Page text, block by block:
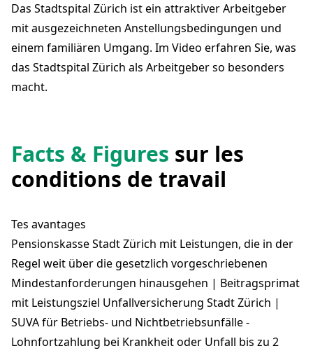
Das Stadtspital Zürich ist ein attraktiver Arbeitgeber
mit ausgezeichneten Anstellungsbedingungen und
einem familiären Umgang. Im Video erfahren Sie, was
das Stadtspital Zürich als Arbeitgeber so besonders
macht.
Facts & Figures sur les
conditions de travail
Tes avantages
Pensionskasse Stadt Zürich mit Leistungen, die in der
Regel weit über die gesetzlich vorgeschriebenen
Mindestanforderungen hinausgehen | Beitragsprimat
mit Leistungsziel Unfallversicherung Stadt Zürich |
SUVA für Betriebs- und Nichtbetriebsunfälle -
Lohnfortzahlung bei Krankheit oder Unfall bis zu 2